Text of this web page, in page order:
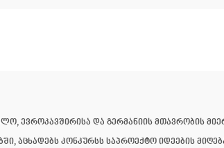
ევროკავშირისა და გერმანიის მთავრობის
აცხადებს კონკურსს საპროექტო იდეების